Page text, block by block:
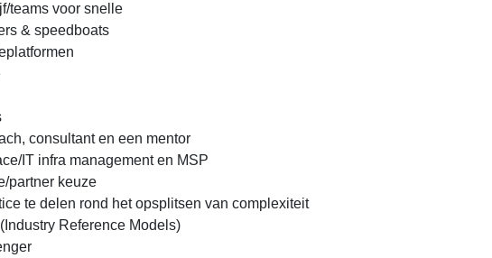
teams voor snelle
& speedboats
consultant en een mentor
IT infra management en MSP
partner keuze
te delen rond het opsplitsen van complexiteit
Reference Models)